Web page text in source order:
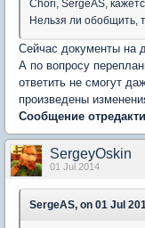
Chori, SergeAS,
Нельзя ли обобщить,
Сейчас документы на
А по вопросу
ответить не смогут
произведены
Сообщение
SergeyOskin
01 Jul 2014
SergeAS, on 01 Jul